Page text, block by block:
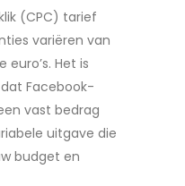
(CPC) tarief
variëren van
Het is
Facebook-
vast bedrag
uitgave die
budget en